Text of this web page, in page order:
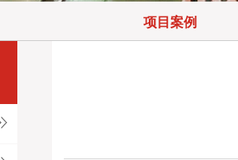
项目案例